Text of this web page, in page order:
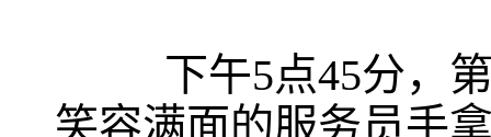
下午5点45分，第
笑容满面的服务员手